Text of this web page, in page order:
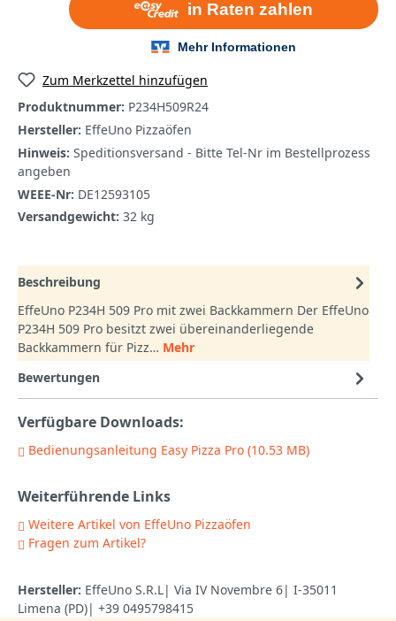
Zum Merkzettel hinzufügen
Produktnummer: P234H509R24
Hersteller: EffeUno Pizzaöfen
Hinweis: Speditionsversand - Bitte Tel-Nr im Bestellprozess
angeben
WEEE-Nr: DE12593105
Versandgewicht: 32 kg
Beschreibung
EffeUno P234H 509 Pro mit zwei Backkammern Der EffeUno
P234H 509 Pro besitzt zwei übereinanderliegende
Backkammern für Pizz… Mehr
Bewertungen
Verfügbare Downloads:
Bedienungsanleitung Easy Pizza Pro (10.53 MB)
Weiterführende Links
Weitere Artikel von EffeUno Pizzaöfen
Fragen zum Artikel?
Hersteller: EffeUno S.R.L| Via IV Novembre 6| I-35011
Limena (PD)| +39 0495798415